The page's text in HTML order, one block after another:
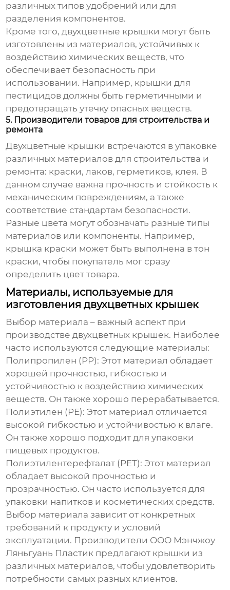
различных типов удобрений или для
разделения компонентов.
Кроме того, двухцветные крышки могут быть
изготовлены из материалов, устойчивых к
воздействию химических веществ, что
обеспечивает безопасность при
использовании. Например, крышки для
пестицидов должны быть герметичными и
предотвращать утечку опасных веществ.
5. Производители товаров для строительства и
ремонта
Двухцветные крышки встречаются в упаковке
различных материалов для строительства и
ремонта: краски, лаков, герметиков, клея. В
данном случае важна прочность и стойкость к
механическим повреждениям, а также
соответствие стандартам безопасности.
Разные цвета могут обозначать разные типы
материалов или компоненты. Например,
крышка краски может быть выполнена в тон
краски, чтобы покупатель мог сразу
определить цвет товара.
Материалы, используемые для
изготовления двухцветных крышек
Выбор материала – важный аспект при
производстве двухцветных крышек. Наиболее
часто используются следующие материалы:
Полипропилен (PP): Этот материал обладает
хорошей прочностью, гибкостью и
устойчивостью к воздействию химических
веществ. Он также хорошо перерабатывается.
Полиэтилен (PE): Этот материал отличается
высокой гибкостью и устойчивостью к влаге.
Он также хорошо подходит для упаковки
пищевых продуктов.
Полиэтилентерефталат (PET): Этот материал
обладает высокой прочностью и
прозрачностью. Он часто используется для
упаковки напитков и косметических средств.
Выбор материала зависит от конкретных
требований к продукту и условий
эксплуатации. Производители ООО Мэнчжоу
Ляньгуань Пластик предлагают крышки из
различных материалов, чтобы удовлетворить
потребности самых разных клиентов.